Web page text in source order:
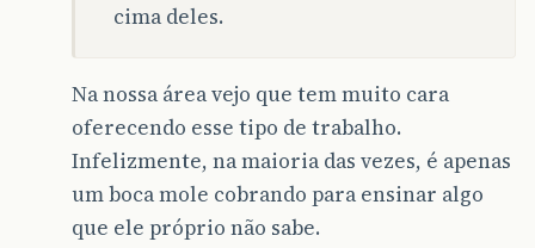
cima deles.
Na nossa área vejo que tem muito cara
oferecendo esse tipo de trabalho.
Infelizmente, na maioria das vezes, é apenas
um boca mole cobrando para ensinar algo
que ele próprio não sabe.